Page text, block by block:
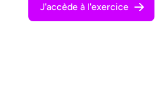
J'accède à l'exercice